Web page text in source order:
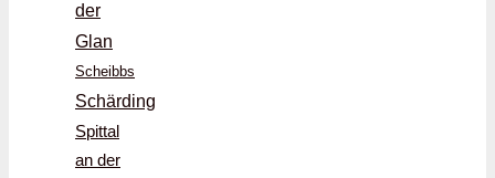
der
Glan
Scheibbs
Schärding
Spittal
an der